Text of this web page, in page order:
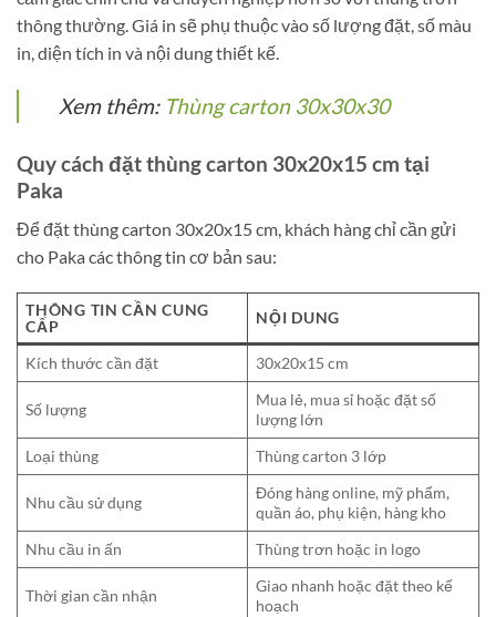
thông thường. Giá in sẽ phụ thuộc vào số lượng đặt, số màu
in, diện tích in và nội dung thiết kế.
Xem thêm: Thùng carton 30x30x30
Quy cách đặt thùng carton 30x20x15 cm tại
Paka
Để đặt thùng carton 30x20x15 cm, khách hàng chỉ cần gửi
cho Paka các thông tin cơ bản sau:
THÔNG TIN CẦN CUNG
CẤP
NỘI DUNG
Kích thước cần đặt 30x20x15 cm
Số lượng
Mua lẻ, mua sỉ hoặc đặt số
lượng lớn
Loại thùng
Thùng carton 3 lớp
Nhu cầu sử dụng
Đóng hàng online, mỹ phẩm,
quần áo, phụ kiện, hàng kho
Nhu cầu in ấn
Thùng trơn hoặc in logo
Thời gian cần nhận
Giao nhanh hoặc đặt theo kế
hoạch